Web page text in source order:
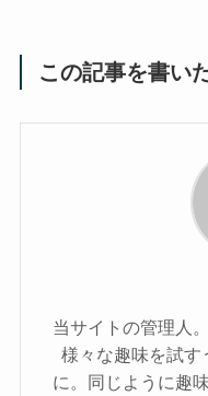
この記事を書い
当サイトの管理人
様々な趣味を試す
に。同じように趣